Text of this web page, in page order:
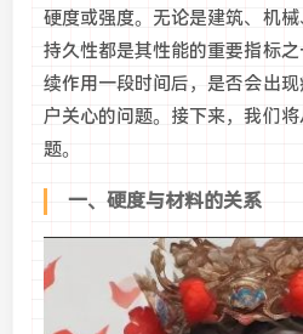
硬度或强度。无论是建筑、机
持久性都是其性能的重要指标
续作用一段时间后，是否会出
户关心的问题。接下来，我们
题。
一、硬度与材料的关系